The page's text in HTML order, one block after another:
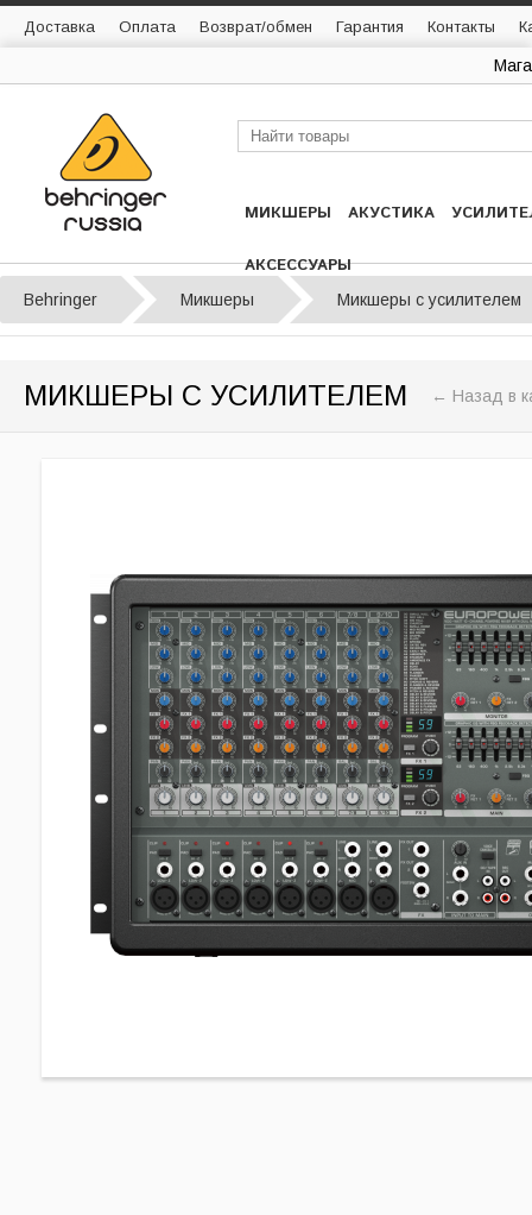
Доставка Оплата Возврат/обмен Гарантия Контакты
МИКШЕРЫ АКУСТИКА
АКСЕССУАРЫ
Behringer Микшеры Микшеры с усилителем
МИКШЕРЫ С УСИЛИТЕЛЕМ ← Назад в